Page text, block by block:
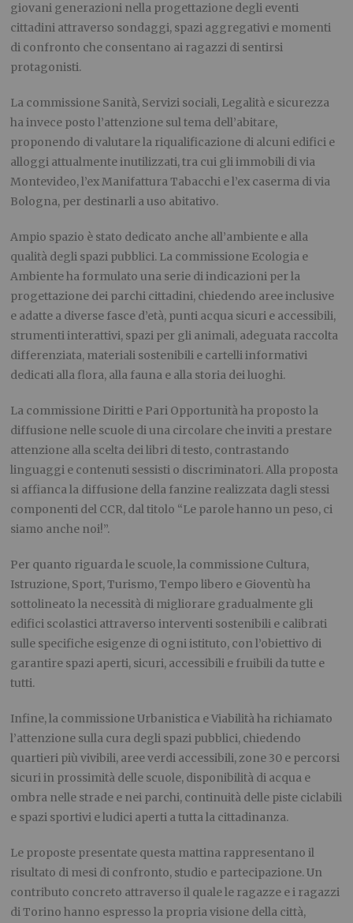
giovani generazioni nella progettazione degli eventi
cittadini attraverso sondaggi, spazi aggregativi e momenti
di confronto che consentano ai ragazzi di sentirsi
protagonisti.
La commissione Sanità, Servizi sociali, Legalità e sicurezza
ha invece posto l’attenzione sul tema dell’abitare,
proponendo di valutare la riqualificazione di alcuni edifici e
alloggi attualmente inutilizzati, tra cui gli immobili di via
Montevideo, l’ex Manifattura Tabacchi e l’ex caserma di via
Bologna, per destinarli a uso abitativo.
Ampio spazio è stato dedicato anche all’ambiente e alla
qualità degli spazi pubblici. La commissione Ecologia e
Ambiente ha formulato una serie di indicazioni per la
progettazione dei parchi cittadini, chiedendo aree inclusive
e adatte a diverse fasce d’età, punti acqua sicuri e accessibili,
strumenti interattivi, spazi per gli animali, adeguata raccolta
differenziata, materiali sostenibili e cartelli informativi
dedicati alla flora, alla fauna e alla storia dei luoghi.
La commissione Diritti e Pari Opportunità ha proposto la
diffusione nelle scuole di una circolare che inviti a prestare
attenzione alla scelta dei libri di testo, contrastando
linguaggi e contenuti sessisti o discriminatori. Alla proposta
si affianca la diffusione della fanzine realizzata dagli stessi
componenti del CCR, dal titolo “Le parole hanno un peso, ci
siamo anche noi!”.
Per quanto riguarda le scuole, la commissione Cultura,
Istruzione, Sport, Turismo, Tempo libero e Gioventù ha
sottolineato la necessità di migliorare gradualmente gli
edifici scolastici attraverso interventi sostenibili e calibrati
sulle specifiche esigenze di ogni istituto, con l’obiettivo di
garantire spazi aperti, sicuri, accessibili e fruibili da tutte e
tutti.
Infine, la commissione Urbanistica e Viabilità ha richiamato
l’attenzione sulla cura degli spazi pubblici, chiedendo
quartieri più vivibili, aree verdi accessibili, zone 30 e percorsi
sicuri in prossimità delle scuole, disponibilità di acqua e
ombra nelle strade e nei parchi, continuità delle piste ciclabili
e spazi sportivi e ludici aperti a tutta la cittadinanza.
Le proposte presentate questa mattina rappresentano il
risultato di mesi di confronto, studio e partecipazione. Un
contributo concreto attraverso il quale le ragazze e i ragazzi
di Torino hanno espresso la propria visione della città,